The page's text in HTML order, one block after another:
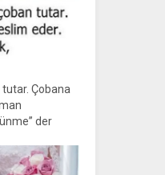
tutar. Çobana
der